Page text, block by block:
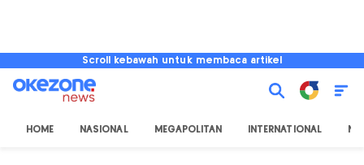
Scroll kebawah untuk membaca artikel
HOME NASIONAL MEGAPOLITAN INTERNATIONAL